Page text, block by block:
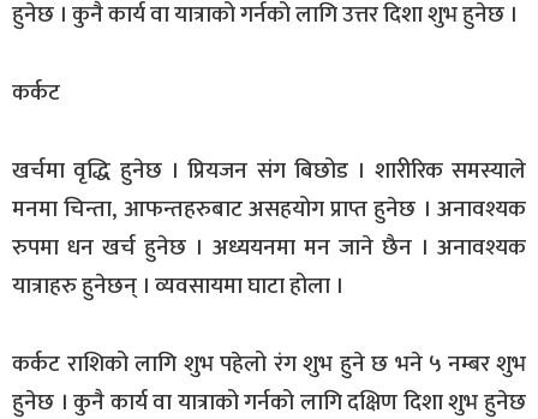
हुनेछ । कुनै कार्य वा यात्राको गर्नको लागि उत्तर दिशा शुभ हुनेछ ।
कर्कट
खर्चमा वृद्धि हुनेछ । प्रियजन संग बिछोड । शारीरिक समस्याले
मनमा चिन्ता, आफन्तहरुबाट असहयोग प्राप्त हुनेछ । अनावश्यक
रुपमा धन खर्च हुनेछ । अध्ययनमा मन जाने छैन । अनावश्यक
यात्राहरु हुनेछन् । व्यवसायमा घाटा होला ।
कर्कट राशिको लागि शुभ पहेलो रंग शुभ हुने छ भने ५ नम्बर शुभ
हुनेछ । कुनै कार्य वा यात्राको गर्नको लागि दक्षिण दिशा शुभ हुनेछ